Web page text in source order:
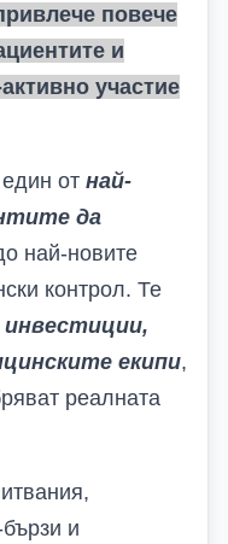
повече
и
участие
от най-
да
най-новите
контрол. Те
инвестиции,
екипи,
реалната
и